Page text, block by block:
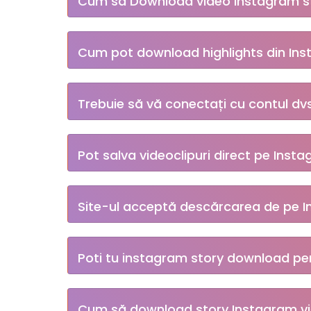
Consultați instrucțiunile de mai sus, foarte
Cum pot download highlights din
Contul Instagram relevant trebuie să fie
utilizator în câmpul de pe site-ul
Trebuie să vă conectați cu contul
Nu, nu trebuie să vă conectați la contul
mod anonim.
Pot salva videoclipuri direct pe
Da, dar trebuie să așteptați să se încheie
Site-ul acceptă descărcarea de pe
Desigur, puteți descărca cu ușurință
Poti tu instagram story download
Da, puteți, doar copiați linkul postării și